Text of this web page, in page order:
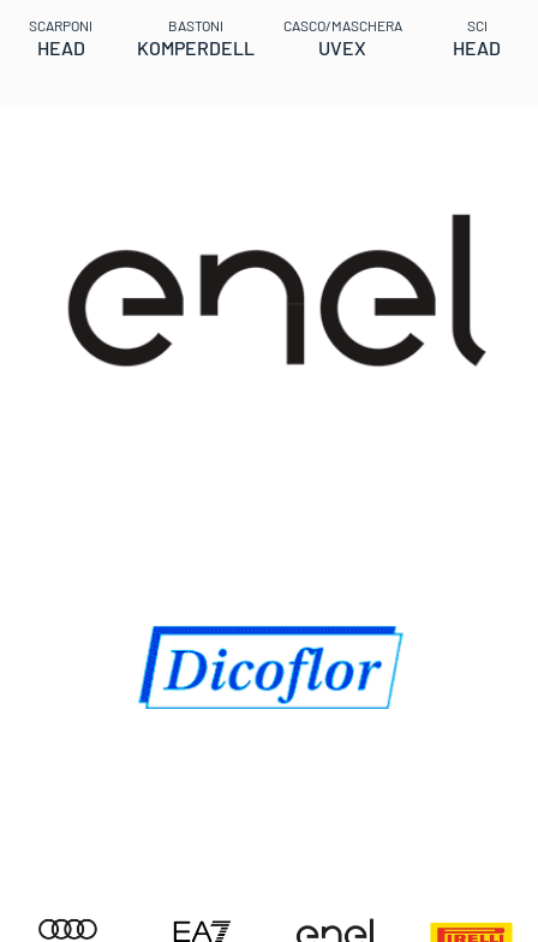
SCARPONI
HEAD
BASTONI
KOMPERDELL
CASCO/MASCHERA
UVEX
SCI
HEAD